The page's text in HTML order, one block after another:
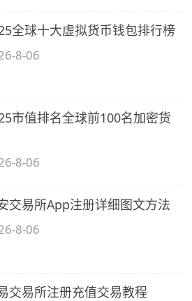
全球十大虚拟货币钱包排行榜
8-06
市值排名全球前100名加密货
8-06
交易所App注册详细图文方法
8-06
交易所注册充值交易教程